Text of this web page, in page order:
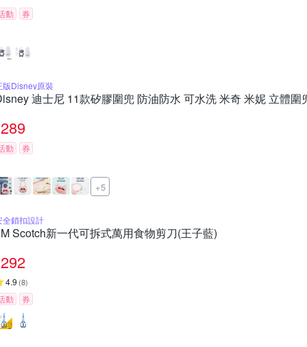
動 券
版Disney原裝
迪士尼 11款矽膠圍兜 防油防水 可水洗 米奇 米妮 立體圍
289
動 券
+5
全鎖扣設計
Scotch新一代可拆式萬用食物剪刀(王子藍)
292
4.9 (8)
動 券